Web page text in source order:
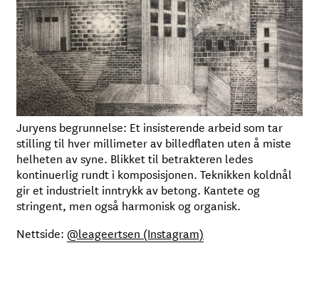
Juryens begrunnelse: Et insisterende arbeid som tar
stilling til hver millimeter av billedflaten uten å miste
helheten av syne. Blikket til betrakteren ledes
kontinuerlig rundt i komposisjonen. Teknikken koldnål
gir et industrielt inntrykk av betong. Kantete og
stringent, men også harmonisk og organisk.
Nettside:@leageertsen (Instagram)